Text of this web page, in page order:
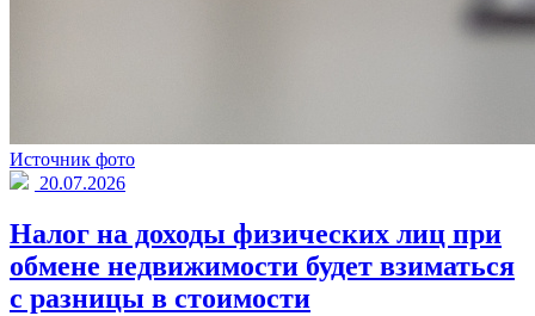
Источник фото
20.07.2026
Налог на доходы физических лиц при
обмене недвижимости будет взиматься
с разницы в стоимости